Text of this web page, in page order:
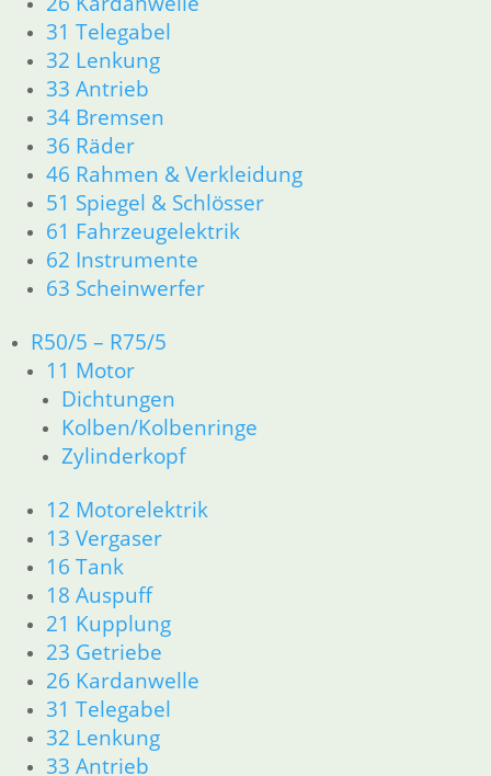
31 Telegabel
32 Lenkung
33 Antrieb
34 Bremsen
36 Räder
46 Rahmen & Verkleidung
51 Spiegel & Schlösser
61 Fahrzeugelektrik
62 Instrumente
63 Scheinwerfer
R50/5 – R75/5
11 Motor
Dichtungen
Kolben/Kolbenringe
Zylinderkopf
12 Motorelektrik
13 Vergaser
16 Tank
18 Auspuff
21 Kupplung
23 Getriebe
26 Kardanwelle
31 Telegabel
32 Lenkung
33 Antrieb
Gabelöl RSF 10 hart 1 Ltr.
17,80€
Artikelnummer: 314210
inkl. MwSt.
zzgl.Versandkosten
In den Warenkorb
Gabelsimmerring
6,95€
inkl. MwSt.
zzgl. Versandkosten
In den Warenkorb
Faltenbalg
14,50€
Artikelnummer: 1241666
inkl. MwSt.
zzgl.Versandkosten
In den Warenkorb
Steuerkopflager
19,50€
Artikelnummer: 9985070
inkl. MwSt.